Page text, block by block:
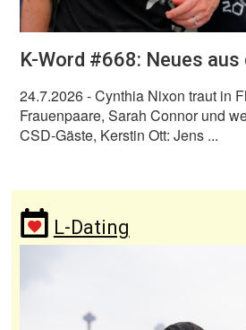
K-Word #668: Neues
24.7.2026- Cynthia Nixon traut in
Frauenpaare, Sarah Connor und
CSD-Gäste, Kerstin Ott: Jens ...
L-Dating